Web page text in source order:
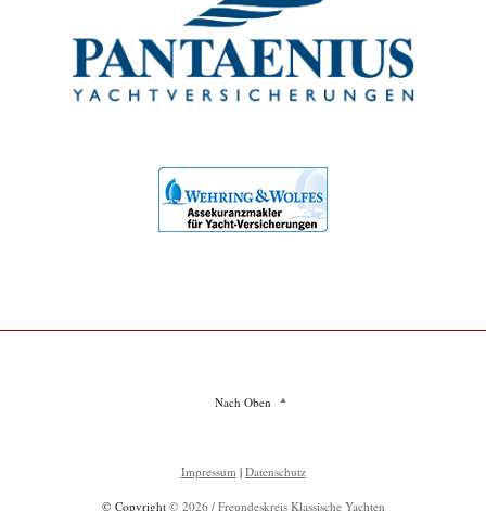
Nach Oben
Impressum | Datenschutz
© Copyright © 2026 / Freundeskreis Klassische Yachten